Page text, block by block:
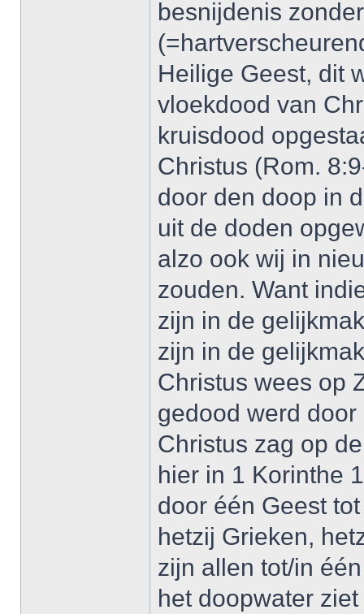
besnijdenis
Heilige Geest, dit
vloekdood van
kruisdood
Christus (Rom.
door den doop in
uit de doden
alzo ook wij in
zouden. Want
zijn in de
zijn in de
Christus wees op
gedood werd
Christus zag op
hier in 1 Korinthe
door één Geest
hetzij Grieken,
zijn allen tot/in
het doopwater